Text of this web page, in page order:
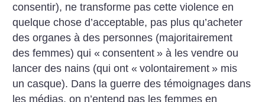
consentir), ne transforme pas cette violence en
quelque chose d’acceptable, pas plus qu’acheter
des organes à des personnes (majoritairement
des femmes) qui « consentent » à les vendre ou
lancer des nains (qui ont « volontairement » mis
un casque). Dans la guerre des témoignages dans
les médias, on n’entend pas les femmes en